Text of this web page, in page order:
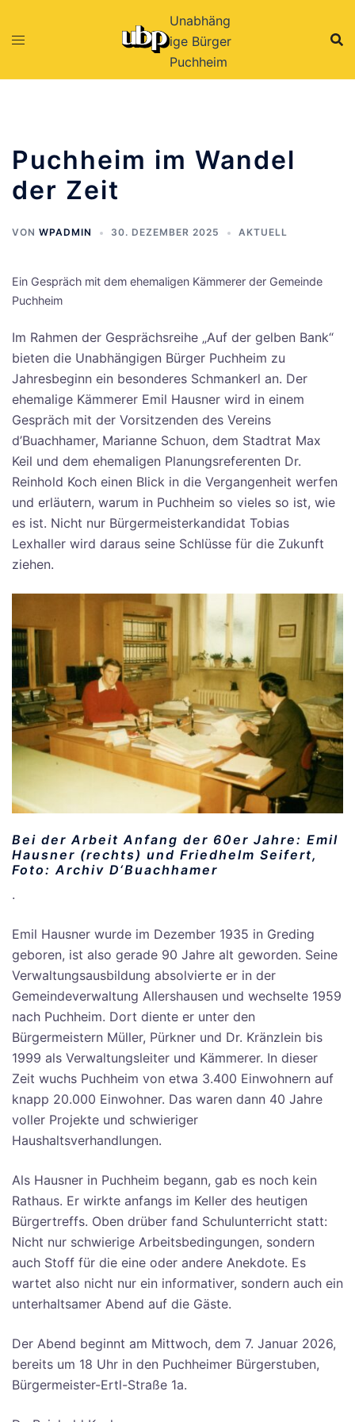
Unabhäng
ige Bürger
Puchheim
Puchheim im Wandel
der Zeit
VON WPADMIN 30. DEZEMBER 2025 AKTUELL
Ein Gespräch mit dem ehemaligen Kämmerer der Gemeinde
Puchheim
Im Rahmen der Gesprächsreihe „Auf der gelben Bank“
bieten die Unabhängigen Bürger Puchheim zu
Jahresbeginn ein besonderes Schmankerl an. Der
ehemalige Kämmerer Emil Hausner wird in einem
Gespräch mit der Vorsitzenden des Vereins
d’Buachhamer, Marianne Schuon, dem Stadtrat Max
Keil und dem ehemaligen Planungsreferenten Dr.
Reinhold Koch einen Blick in die Vergangenheit werfen
und erläutern, warum in Puchheim so vieles so ist, wie
es ist. Nicht nur Bürgermeisterkandidat Tobias
Lexhaller wird daraus seine Schlüsse für die Zukunft
ziehen.
Bei der Arbeit Anfang der 60er Jahre: Emil
Hausner (rechts) und Friedhelm Seifert,
Foto: Archiv D‘Buachhamer
.
Emil Hausner wurde im Dezember 1935 in Greding
geboren, ist also gerade 90 Jahre alt geworden. Seine
Verwaltungsausbildung absolvierte er in der
Gemeindeverwaltung Allershausen und wechselte 1959
nach Puchheim. Dort diente er unter den
Bürgermeistern Müller, Pürkner und Dr. Kränzlein bis
1999 als Verwaltungsleiter und Kämmerer. In dieser
Zeit wuchs Puchheim von etwa 3.400 Einwohnern auf
knapp 20.000 Einwohner. Das waren dann 40 Jahre
voller Projekte und schwieriger
Haushaltsverhandlungen.
Als Hausner in Puchheim begann, gab es noch kein
Rathaus. Er wirkte anfangs im Keller des heutigen
Bürgertreffs. Oben drüber fand Schulunterricht statt:
Nicht nur schwierige Arbeitsbedingungen, sondern
auch Stoff für die eine oder andere Anekdote. Es
wartet also nicht nur ein informativer, sondern auch ein
unterhaltsamer Abend auf die Gäste.
Der Abend beginnt am Mittwoch, dem 7. Januar 2026,
bereits um 18 Uhr in den Puchheimer Bürgerstuben,
Bürgermeister-Ertl-Straße 1a.